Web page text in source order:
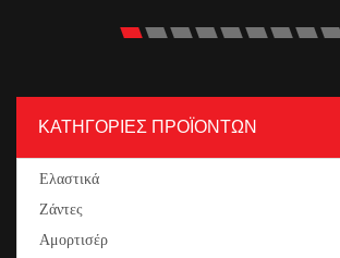
ΚΑΤΗΓΟΡΙΕΣ ΠΡΟΪΟΝΤΩΝ
Ελαστικά
Ζάντες
Αμορτισέρ